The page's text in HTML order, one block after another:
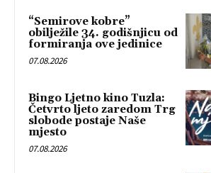
“Semirove kobre”
obilježile 34. godišnjicu od
formiranja ove jedinice
07.08.2026
Bingo Ljetno kino Tuzla:
Četvrto ljeto zaredom Trg
slobode postaje Naše
mjesto
07.08.2026